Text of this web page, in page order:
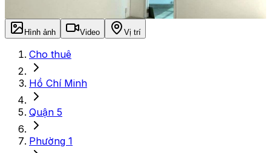
Hình ảnh Video Vị trí
Cho thuê
Hồ Chí Minh
Quận 5
Phường 1